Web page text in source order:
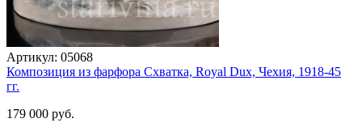
Артикул: 05068
Композиция из фарфора Схватка, Royal Dux, Чехия, 1918-45
гг.
179 000 руб.